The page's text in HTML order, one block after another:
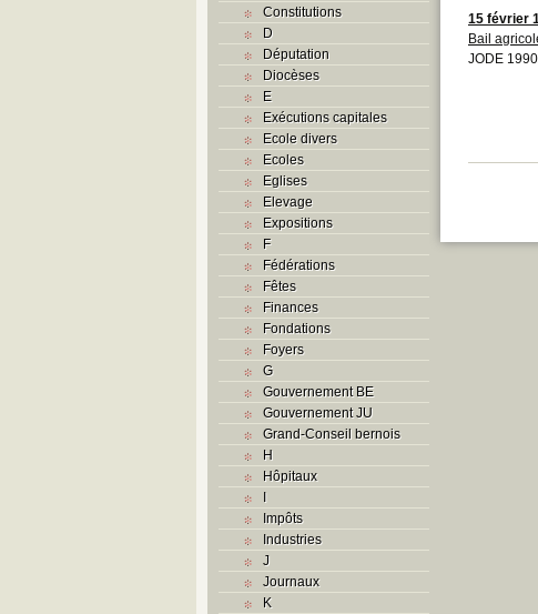
Constitutions
D
Députation
Diocèses
E
Exécutions capitales
Ecole divers
Ecoles
Eglises
Elevage
Expositions
F
Fédérations
Fêtes
Finances
Fondations
Foyers
G
Gouvernement BE
Gouvernement JU
Grand-Conseil bernois
H
Hôpitaux
I
Impôts
Industries
J
Journaux
K
15 février
Bail
JODE